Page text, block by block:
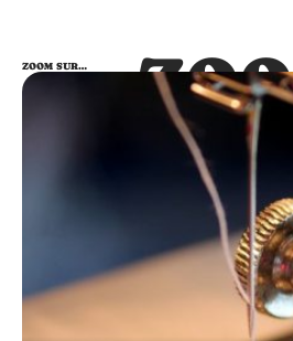
ZOOM SUR…